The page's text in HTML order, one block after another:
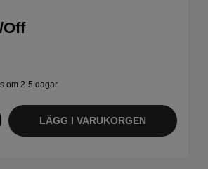
Off
om 2-5 dagar
LÄGG I VARUKORGEN